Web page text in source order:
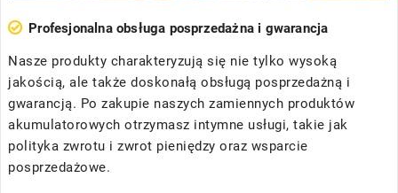
Profesjonalna obsługa posprzedażna i gwarancja
Nasze produkty charakteryzują się nie tylko wysoką
jakością, ale także doskonałą obsługą posprzedażną i
gwarancją. Po zakupie naszych zamiennych produktów
akumulatorowych otrzymasz intymne usługi, takie jak
polityka zwrotu i zwrot pieniędzy oraz wsparcie
posprzedażowe.